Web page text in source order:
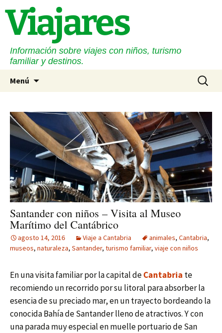
contenido
Viajares
Información sobre viajes con niños, turismo
familiar y destinos.
Menú
Buscar:
Santander con niños – Visita al Museo
Marítimo del Cantábrico
agosto 14, 2016 Viaje a Cantabria animales, Cantabria,
museos, naturaleza, Santander, turismo familiar, viaje con niños
En una visita familiar por la capital deCantabria te
recomiendo un recorrido por su litoral para absorber la
esencia de su preciado mar, en un trayecto bordeando la
conocida Bahía de Santander lleno de atractivos. Y con
una parada muy especial en muelle portuario de San